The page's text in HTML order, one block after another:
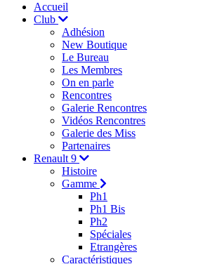
Accueil
Club
Adhésion
New Boutique
Le Bureau
Les Membres
On en parle
Rencontres
Galerie Rencontres
Vidéos Rencontres
Galerie des Miss
Partenaires
Renault 9
Histoire
Gamme
Ph1
Ph1 Bis
Ph2
Spéciales
Etrangères
Caractéristiques